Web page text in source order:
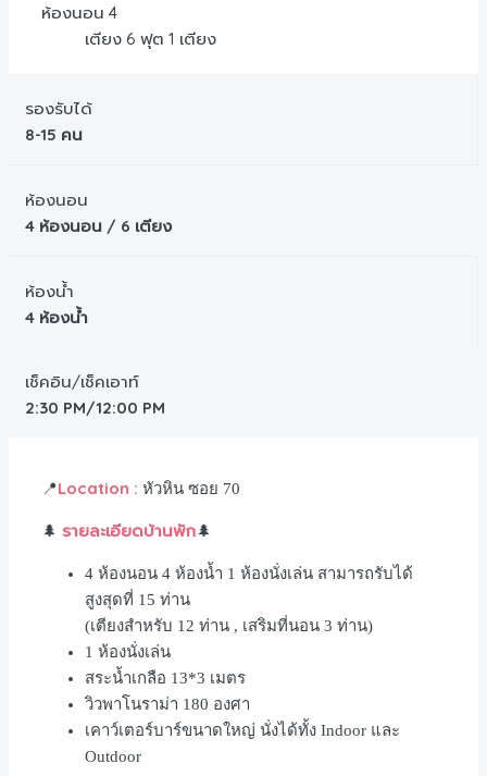
ห้องนอน 4
เตียง 6 ฟุต 1 เตียง
รองรับได้
8-15 คน
ห้องนอน
4 ห้องนอน / 6 เตียง
ห้องน้ำ
4 ห้องน้ำ
เช็คอิน/เช็คเอาท์
2:30 PM/12:00 PM
📍Location : หัวหิน ซอย 70
🌲 รายละเอียดบ้านพัก🌲
4 ห้องนอน 4 ห้องน้ำ 1 ห้องนั่งเล่น สามารถรับได้
สูงสุดที่ 15 ท่าน
(เตียงสำหรับ 12 ท่าน , เสริมที่นอน 3 ท่าน)
1 ห้องนั่งเล่น
สระน้ำเกลือ 13*3 เมตร
วิวพาโนราม่า 180 องศา
เคาว์เตอร์บาร์ขนาดใหญ่ นั่งได้ทั้ง Indoor และ
Outdoor